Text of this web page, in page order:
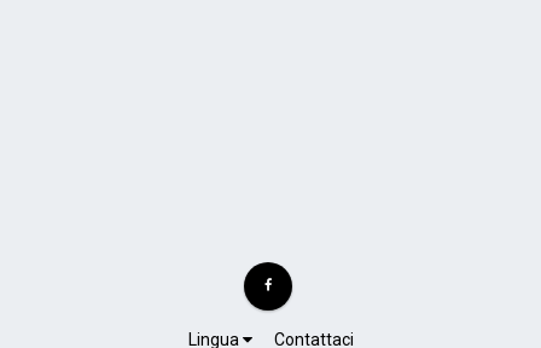
Lingua Contattaci